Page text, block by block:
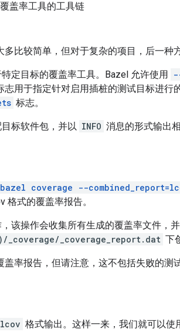
盖率工具的工具链
比较简单，但对于复杂的项目，后一种
定目标的覆盖率工具。Bazel 允许使用
用于指定针对启用插桩的测试目标进行
标志。
标软件包，并以 INFO 消息的形式输出
bazel coverage --
格式的覆盖率报告。
该操作会收集所有生成的覆盖率文件，
_coverage_report.dat 下
率报告，但请注意，这不包括失败的测
lcov 格式输出。这样一来，我们就可以使